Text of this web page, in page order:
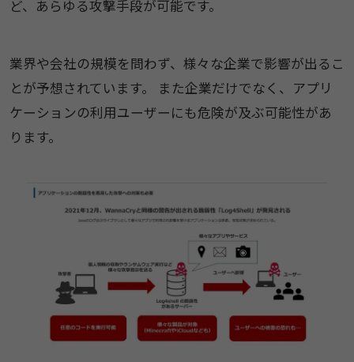
ど、あらゆる攻撃手段が可能です。
業界や会社の規模を問わず、様々な企業で影響が出るこ
とが予想されています。 また企業だけでなく、アプリ
ケーションの利用ユーザーにも危険が及ぶ可能性があ
ります。